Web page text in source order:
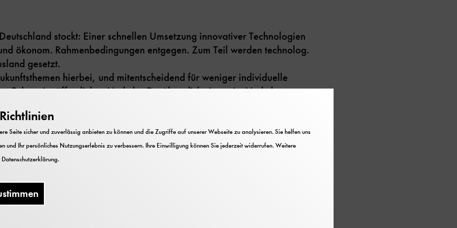
stockt: Einer schnellen Umsetzung innovativer Technologien
ökonom. Rahmenbedingungen entgegen. Zum Teil werden technolog.
gesetzt.
hierbei, und mitentscheidend für weniger individuelle
Fahren im öffentlichen Verkehr. Darüber diskutieren im Verkehrszentrum
Lead
Director
Seite sicher und zuverlässig anbieten zu können und die Zugriffe auf unserer Webseite zu analysieren. Sie helfen uns
und Ihr persönliches Nutzungserlebnis zu verbessern. Ihre Einwilligung können Sie jederzeit widerrufen. Weitere
Datenschutzerklärung.